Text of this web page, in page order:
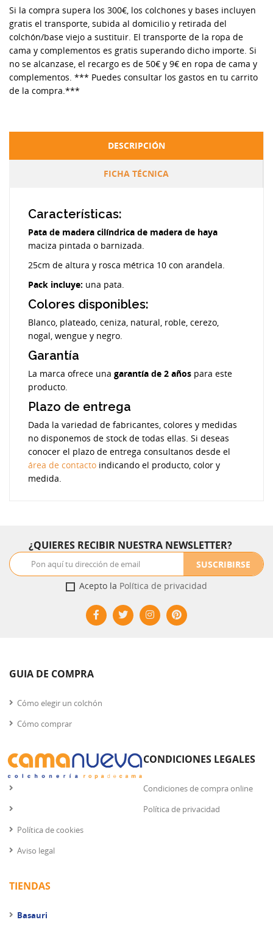
Si la compra supera los 300€, los colchones y bases incluyen
gratis el transporte, subida al domicilio y retirada del
colchón/base viejo a sustituir. El transporte de la ropa de
cama y complementos es gratis superando dicho importe. Si
no se alcanzase, el recargo es de 50€ y 9€ en ropa de cama y
complementos. *** Puedes consultar los gastos en tu carrito
de la compra.***
DESCRIPCIÓN
FICHA TÉCNICA
Características:
Pata de madera cilíndrica de madera de haya
maciza pintada o barnizada.
25cm de altura y rosca métrica 10 con arandela.
Pack incluye: una pata.
Colores disponibles:
Blanco, plateado, ceniza, natural, roble, cerezo,
nogal, wengue y negro.
Garantía
La marca ofrece una garantía de 2 años para este
producto.
Plazo de entrega
Dada la variedad de fabricantes, colores y medidas
no disponemos de stock de todas ellas. Si deseas
conocer el plazo de entrega consultanos desde el
área de contacto indicando el producto, color y
medida.
¿QUIERES RECIBIR NUESTRA NEWSLETTER?
SUSCRIBIRSE
Acepto la Política de privacidad
GUIA DE COMPRA
Cómo elegir un colchón
Cómo comprar
CONDICIONES LEGALES
Condiciones de compra online
Política de privacidad
Política de cookies
Aviso legal
TIENDAS
Basauri